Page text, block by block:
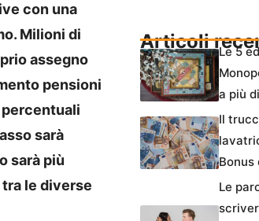
con una
Milioni di
assegno
pensioni
sarà
sarà più
le diverse
Articoli
Le 5
a più
Il
Le